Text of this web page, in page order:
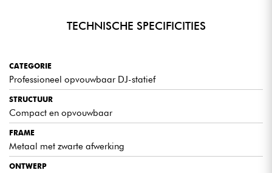
TECHNISCHE SPECIFICITIES
CATEGORIE
Professioneel opvouwbaar DJ-statief
STRUCTUUR
Compact en opvouwbaar
FRAME
Metaal met zwarte afwerking
ONTWERP